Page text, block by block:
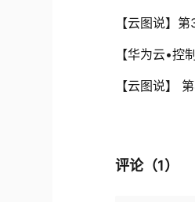
【云图说】
【华为云•控
【云图说】
评论（1）